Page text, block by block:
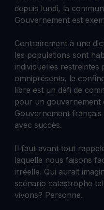
depuis lundi, la
Gouvernement est
Contrairement à une
les populations sont
individuelles
omniprésents, le
libre est un défi de
pour un gouvernement
Gouvernement
avec succès.
Il faut avant tout
laquelle nous faisons
irréelle. Qui aurait
scénario catastrophe
vivons? Personne.